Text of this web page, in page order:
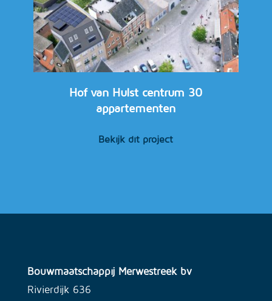
Hof van Hulst centrum 30
appartementen
Bekijk dit project
Bouwmaatschappij Merwestreek bv
Rivierdijk 636